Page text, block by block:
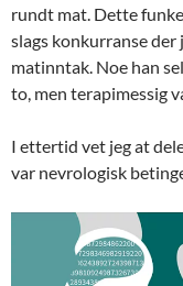
rundt mat. Dette
slags konkurranse
matinntak. Noe han
to, men terapimessig
I ettertid vet jeg at
var nevrologisk